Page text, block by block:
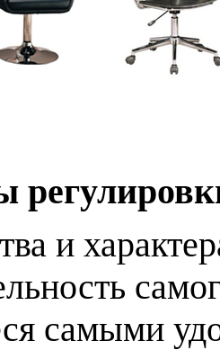
р
и
самыми